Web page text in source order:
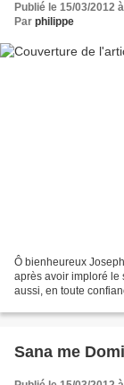
Publié le 15/03/2012
Par philippe
Ô bienheureux
après avoir imploré le
aussi, en toute
Sana me